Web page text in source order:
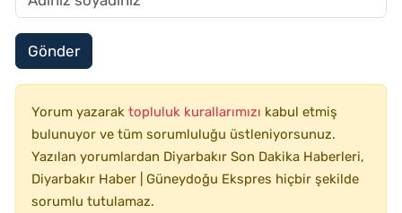
Gönder
Yorum yazarak topluluk kurallarımızı kabul etmiş
bulunuyor ve tüm sorumluluğu üstleniyorsunuz.
Yazılan yorumlardan Diyarbakır Son Dakika Haberleri,
Diyarbakır Haber | Güneydoğu Ekspres hiçbir şekilde
sorumlu tutulamaz.